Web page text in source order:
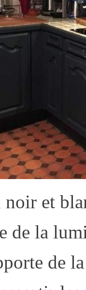
et
de la
de